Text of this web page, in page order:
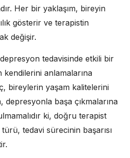
Her bir yaklaşım, bireyin
gösterir ve terapistin
değişir.
tedavisinde etkili bir
anlamalarına
bireylerin yaşam kalitelerini
depresyonla başa çıkmalarına
ki, doğru terapist
tedavi sürecinin başarısı